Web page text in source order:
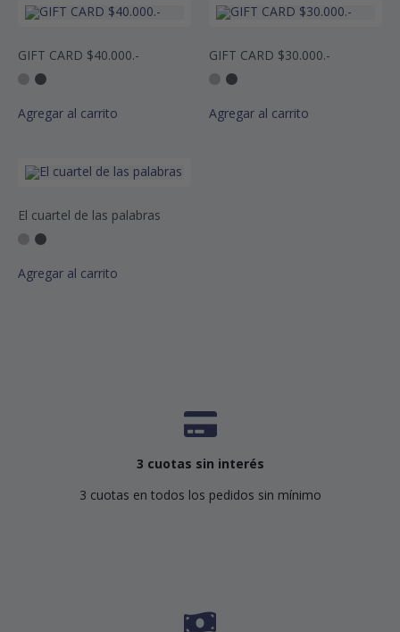
GIFT CARD $40.000.-
Agregar al carrito
GIFT CARD $30.000.-
Agregar al carrito
El cuartel de las palabras
Agregar al carrito
3 cuotas sin interés
3 cuotas en todos los pedidos sin mínimo